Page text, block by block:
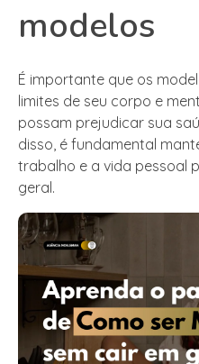
modelos
É importante que os
limites de seu corpo e
possam prejudicar sua
disso, é fundamental
trabalho e a vida pessoal
geral.